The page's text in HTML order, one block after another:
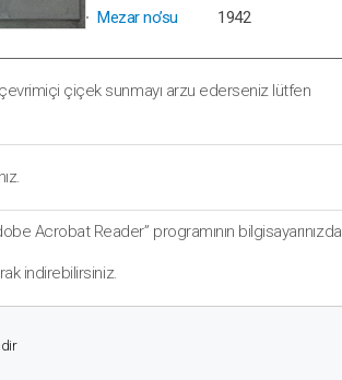
Mezar no’su
1942
çiçek sunmayı arzu ederseniz lütfen
Acrobat Reader” programının bilgisayarınızda
indirebilirsiniz.